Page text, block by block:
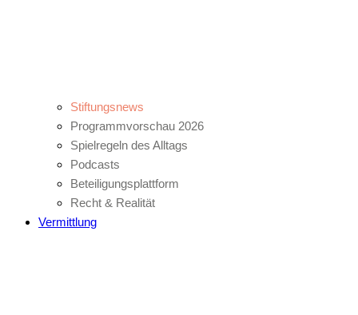
Stiftungsnews
Programmvorschau 2026
Spielregeln des Alltags
Podcasts
Beteiligungsplattform
Recht & Realität
Vermittlung